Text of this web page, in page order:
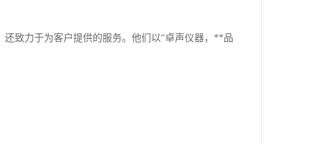
致力于为客户提供的服务。他们以“卓声仪器，**品